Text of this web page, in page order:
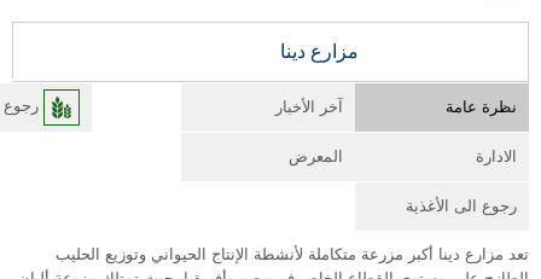
QALAA
HOLDINGS
مزارع دينا
نظرة عامة آخر الأخبار
الادارة المعرض
رجوع الى الأغذية
تعد مزارع دينا أكبر مزرعة متكاملة لأنشطة الإنتاج الحيواني وتوزيع الحليب
رجوع